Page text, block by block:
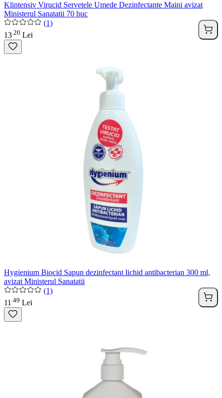
Klintensiv Virucid Servetele Umede Dezinfectante Maini avizat
Ministerul Sanatatii 70 buc
(1)
13 20 Lei
Hygienium Biocid Sapun dezinfectant lichid antibacterian 300 ml,
avizat Ministerul Sanatatii
(1)
11 49 Lei